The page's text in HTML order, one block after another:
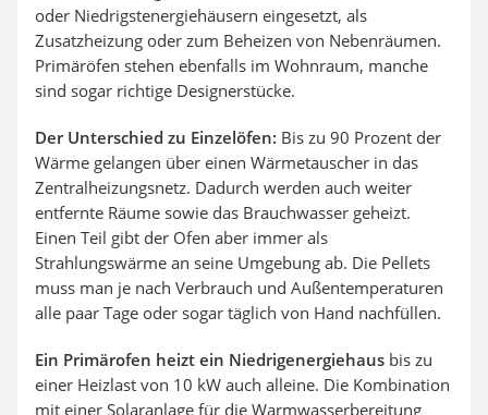
oder Niedrigstenergiehäusern eingesetzt, als
Zusatzheizung oder zum Beheizen von Nebenräumen.
Primäröfen stehen ebenfalls im Wohnraum, manche
sind sogar richtige Designerstücke.
Der Unterschied zu Einzelöfen: Bis zu 90 Prozent der
Wärme gelangen über einen Wärmetauscher in das
Zentralheizungsnetz. Dadurch werden auch weiter
entfernte Räume sowie das Brauchwasser geheizt.
Einen Teil gibt der Ofen aber immer als
Strahlungswärme an seine Umgebung ab. Die Pellets
muss man je nach Verbrauch und Außentemperaturen
alle paar Tage oder sogar täglich von Hand nachfüllen.
Ein Primärofen heizt ein Niedrigenergiehaus bis zu
einer Heizlast von 10 kW auch alleine. Die Kombination
mit einer Solaranlage für die Warmwasserbereitung